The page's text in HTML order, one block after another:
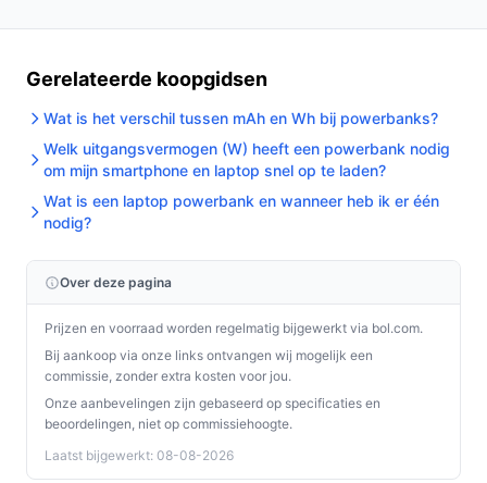
Gerelateerde koopgidsen
Wat is het verschil tussen mAh en Wh bij powerbanks?
Welk uitgangsvermogen (W) heeft een powerbank nodig
om mijn smartphone en laptop snel op te laden?
Wat is een laptop powerbank en wanneer heb ik er één
nodig?
Over deze pagina
Prijzen en voorraad worden regelmatig bijgewerkt via bol.com.
Bij aankoop via onze links ontvangen wij mogelijk een
commissie, zonder extra kosten voor jou.
Onze aanbevelingen zijn gebaseerd op specificaties en
beoordelingen, niet op commissiehoogte.
Laatst bijgewerkt: 08-08-2026